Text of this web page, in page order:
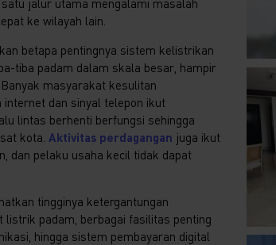
ke wilayah lain.
betapa pentingnya sistem kelistrikan
tiba padam dalam skala besar, hampir
masyarakat kesulitan
dan sinyal telepon ikut
lintas berhenti berfungsi sehingga
kota. Aktivitas perdagangan juga ikut
dan pelaku usaha kecil tidak dapat
tingginya ketergantungan
padam, berbagai fasilitas penting
hingga sistem pembayaran digital